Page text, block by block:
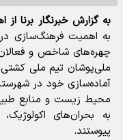
به گزارش خبرنگار برنا از
به اهمیت فرهنگ‌سازی
چهره‌های شاخص و فعالان
ملی‌پوشان تیم ملی کشتی
آماده‌سازی خود در
محیط زیست و منابع
به بحران‌های
پیوستند.